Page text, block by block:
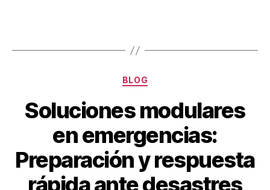
BLOG
Soluciones modulares
en emergencias:
Preparación y respuesta
rápida ante desastres